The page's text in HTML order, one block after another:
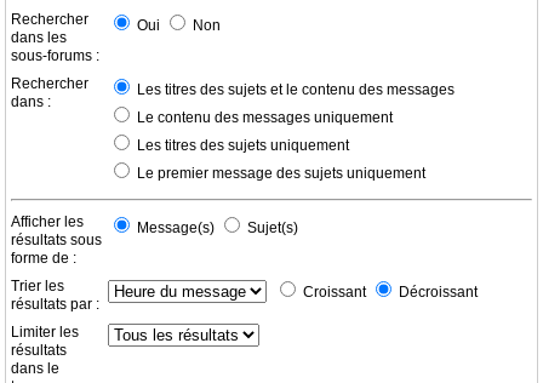
Rechercher
dans les
sous-forums :
Oui Non
Rechercher
dans :
Les titres des sujets et le contenu des messages
Le contenu des messages uniquement
Les titres des sujets uniquement
Le premier message des sujets uniquement
Afficher les
résultats sous
forme de :
Message(s) Sujet(s)
Trier les
résultats par :
Croissant Décroissant
Limiter les
résultats
dans le